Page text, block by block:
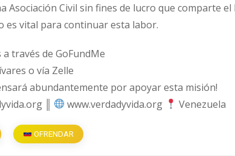
Asociación Civil sin fines de lucro que comparte el
es vital para continuar esta labor.
través de GoFundMe
o vía Zelle
abundantemente por apoyar esta misión!
║
www.verdadyvida.org Venezuela
OFRENDAR